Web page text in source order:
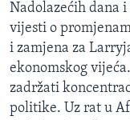
Nadolazećih dana
vijesti o
i zamjena za
ekonomskog
zadržati
politike. Uz rat u